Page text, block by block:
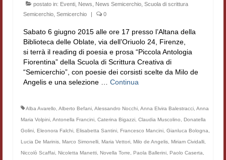
Hagiographica Coreana
Koreanische Literatur und Kultur
Scrittori latini dell’Europa medioevale
Testi Mediolatini
Atti di convegno
Materiali
Semicerchio
postato in: Eventi News News Semicerchio Scuola di scrittura
Semicerchio Semicerchio | 0
Sabato 6 giugno 2015 alle ore 17 presso l’Altana della
Biblioteca delle Oblate, via dell’Oriuolo 24, Firenze,
si terrà il reading di poesia e prosa “Piccola Antologia
Fiorentina” della Scuola di Scrittura Creativa di
“Semicerchio”, con poesie dei corsisti scelte da Milo de
Angelis e una selezione … Continua
Alba Avarello Alberto Befani Alessandro Nocchi Anna Elvira Balestracci Anna
Maria Volpini Antonella Francini Caterina Bigazzi Claudia Muscolino
Donatella
Golini Eleonora Falchi Elisabetta Santini Francesco Mancini Gianluca Bologna
Lucia De Marinis Marco Simonelli Maria Vettori Milo de Angelis Miriam Cividalli
Niccolò Scaffai Nicoletta Manetti Novella Torre Paola Ballerini Paolo Caserta